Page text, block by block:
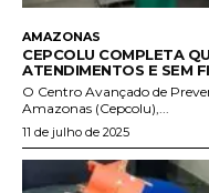
AMAZONAS
CEPCOLU COMPLETA
ATENDIMENTOS E SEM
O Centro Avançado de
Amazonas (Cepcolu),...
11 de julho de 2025